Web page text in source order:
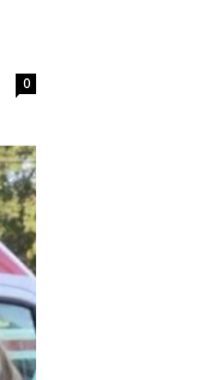
0